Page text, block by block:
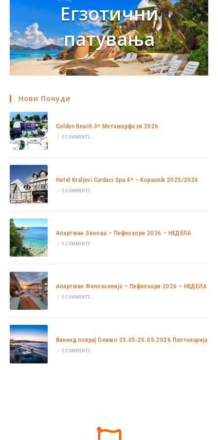
Егзотични
патувања
Нови Понуди
Golden Beach 3* Метаморфози 2026
/ 0 COMMENTS
Hotel Kraljevi Cardaci Spa 4* – Kopaonik 2025/2026
/ 0 COMMENTS
Апартман Зинова – Пефкохори 2026 – НЕДЕЛА
/ 0 COMMENTS
Апартман Филоксенија – Пефкохори 2026 – НЕДЕЛА
/ 0 COMMENTS
Викенд покрај Олимп 23.05-25.05.2026 Лептокарија
/ 0 COMMENTS